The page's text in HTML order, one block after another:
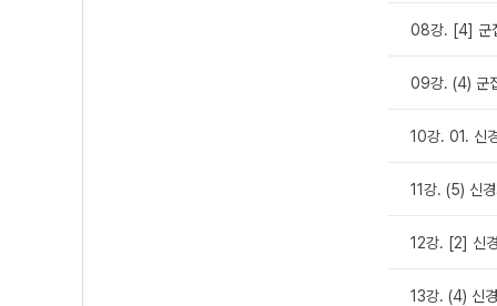
08강. [4] 군
09강. (4) 군
10강. 01. 신
11강. (5) 신
12강. [2] 신
13강. (4) 신